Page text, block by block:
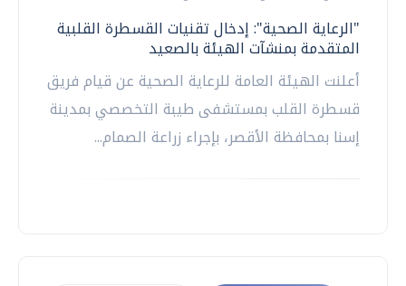
"الرعاية الصحية": إدخال تقنيات القسطرة القلبية
المتقدمة بمنشآت الهيئة بالصعيد
أعلنت الهيئة العامة للرعاية الصحية عن قيام فريق
قسطرة القلب بمستشفى طيبة التخصصي بمدينة
إسنا بمحافظة الأقصر، بإجراء زراعة الصمام...